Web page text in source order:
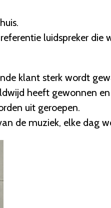
luidspreker
klant sterk wordt
heeft gewonnen
uit geroepen.
de muziek, elke dag